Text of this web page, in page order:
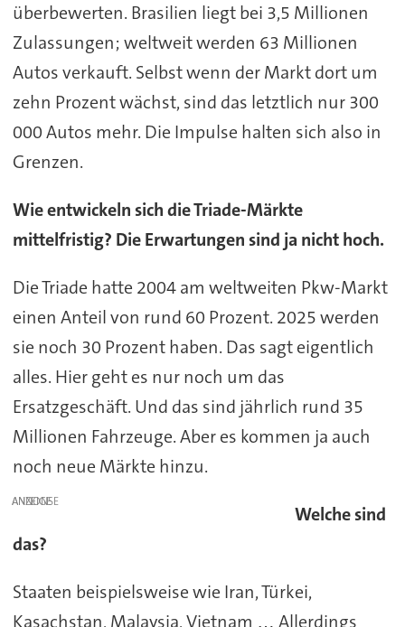
überbewerten. Brasilien liegt bei 3,5 Millionen
Zulassungen; weltweit werden 63 Millionen
Autos verkauft. Selbst wenn der Markt dort um
zehn Prozent wächst, sind das letztlich nur 300
000 Autos mehr. Die Impulse halten sich also in
Grenzen.
Wie entwickeln sich die Triade-Märkte
mittelfristig? Die Erwartungen sind ja nicht hoch.
Die Triade hatte 2004 am weltweiten Pkw-Markt
einen Anteil von rund 60 Prozent. 2025 werden
sie noch 30 Prozent haben. Das sagt eigentlich
alles. Hier geht es nur noch um das
Ersatzgeschäft. Und das sind jährlich rund 35
Millionen Fahrzeuge. Aber es kommen ja auch
noch neue Märkte hinzu.
ANZEIGE
Welche sind
das?
Staaten beispielsweise wie Iran, Türkei,
Kasachstan, Malaysia, Vietnam … Allerdings